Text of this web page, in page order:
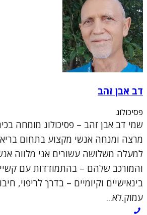
דב אבן זהב
פסיכולוג
שמי דב אבן זהב – פסיכולוג מומחה
מרצה ומנחה אנשי מקצוע בתחום
למעלה משלושה עשורים אני מלווה
והמורכב שלהם – בהתמודדות עם
בינאישיים וקיומיים – בדרך לריפוי,
עמוק.לא...